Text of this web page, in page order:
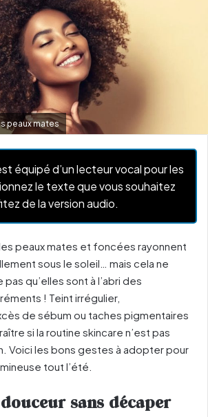
courriel
peaux mates
équipé d’un lecteur vocal pour les
le texte que vous souhaitez
de la version audio.
peaux mates et foncées rayonnent
sous le soleil… mais cela ne
pas qu’elles sont à l’abri des
! Teint irrégulier,
de sébum ou taches pigmentaires
si la routine skincare n’est pas
Voici les bons gestes à adopter pour
tout l’été.
sans décaper